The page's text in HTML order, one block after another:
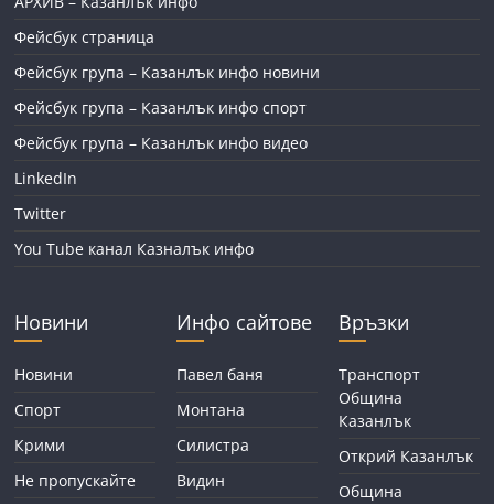
Фейсбук страница
Фейсбук група – Казанлък инфо новини
Фейсбук група – Казанлък инфо спорт
Фейсбук група – Казанлък инфо видео
LinkedIn
Twitter
You Tube канал Казналък инфо
Новини
Новини
Спорт
Крими
Не пропускайте
Инфо сайтове
Павел баня
Монтана
Силистра
Видин
Връзки
Транспорт
Община
Казанлък
Открий Казанлък
Община